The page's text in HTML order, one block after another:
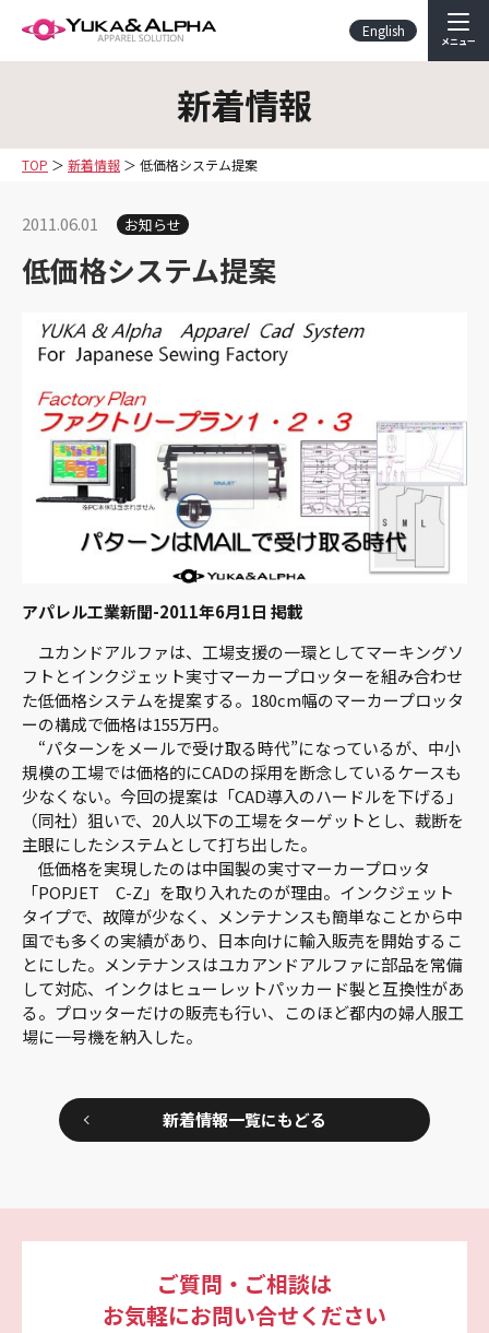
English
メニュー
新着情報
TOP 新着情報 低価格システム提案
お知らせ
2011.06.01
低価格システム提案
アパレル工業新聞-2011年6月1日 掲載
ユカンドアルファは、工場支援の一環としてマーキングソ
フトとインクジェット実寸マーカープロッターを組み合わせ
た低価格システムを提案する。180cm幅のマーカープロッタ
ーの構成で価格は155万円。
“パターンをメールで受け取る時代”になっているが、中小
規模の工場では価格的にCADの採用を断念しているケースも
少なくない。今回の提案は「CAD導入のハードルを下げる」
（同社）狙いで、20人以下の工場をターゲットとし、裁断を
主眼にしたシステムとして打ち出した。
低価格を実現したのは中国製の実寸マーカープロッタ
「POPJET C-Z」を取り入れたのが理由。インクジェット
タイプで、故障が少なく、メンテナンスも簡単なことから中
国でも多くの実績があり、日本向けに輸入販売を開始するこ
とにした。メンテナンスはユカアンドアルファに部品を常備
して対応、インクはヒューレットパッカード製と互換性があ
る。プロッターだけの販売も行い、このほど都内の婦人服工
場に一号機を納入した。
新着情報一覧にもどる
ご質問・ご相談は
お気軽にお問い合せください